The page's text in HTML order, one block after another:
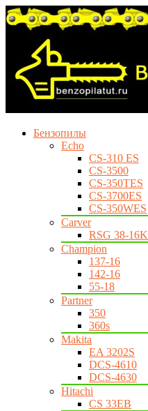
Бензопилы
Echo
CS-310 ES
CS-3500
CS-350TES
CS-3700ES
CS-350WES
Carver
RSG 38-16K
Champion
137-16
142-16
55-18
Partner
350
360s
Makita
EA 3202S
DCS-4610
DCS-4630
Hitachi
CS 33EB